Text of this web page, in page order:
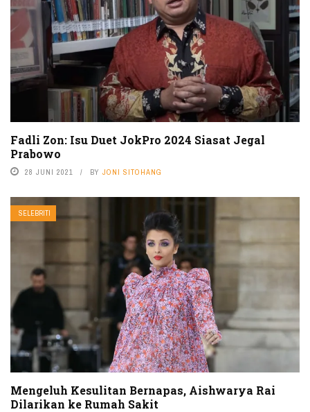
Fadli Zon: Isu Duet JokPro 2024 Siasat Jegal
Prabowo
28 JUNI 2021 BY JONI SITOHANG
SELEBRITI
Mengeluh Kesulitan Bernapas, Aishwarya Rai
Dilarikan ke Rumah Sakit